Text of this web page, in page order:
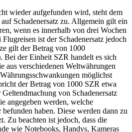
wieder aufgefunden wird, steht dem
Schadenersatz zu. Allgemein gilt ein
wenn es innerhalb von drei Wochen
ist der Schadenersatz jedoch
gilt der Betrag von 1000
Bei der Einheit SZR handelt es sich
aus verschiedenen Weltwährungen
möglichst
der Betrag von 1000 SZR etwa
von Schadenersatz
angegeben werden, welche
haben. Diese werden dann zu
Zu beachten ist jedoch, dass die
wie Notebooks, Handys, Kameras